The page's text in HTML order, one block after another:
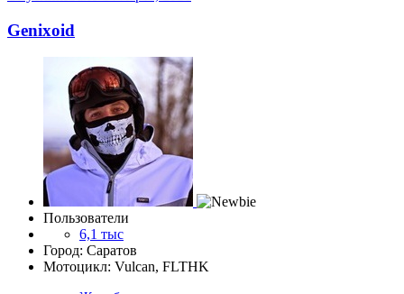
Genixoid
Пользователи
6,1 тыс
Город: Саратов
Мотоцикл: Vulcan, FLTHK